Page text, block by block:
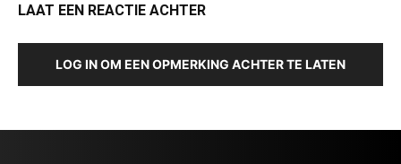
LAAT EEN REACTIE ACHTER
LOG IN OM EEN OPMERKING ACHTER TE LATEN